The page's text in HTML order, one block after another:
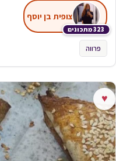
323 מתכונים
צופית בן יוסף
פרווה
♥